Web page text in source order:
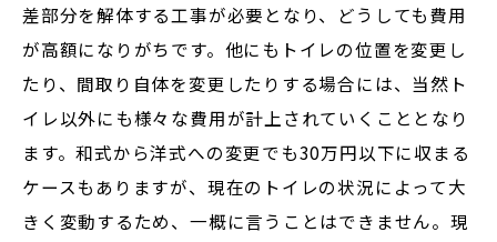
差部分を解体する工事が必要となり、どうしても費用
が高額になりがちです。他にもトイレの位置を変更し
たり、間取り自体を変更したりする場合には、当然ト
イレ以外にも様々な費用が計上されていくこととなり
ます。和式から洋式への変更でも30万円以下に収まる
ケースもありますが、現在のトイレの状況によって大
きく変動するため、一概に言うことはできません。現